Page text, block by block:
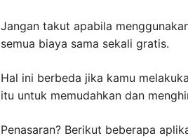
Jangan takut apabila
semua biaya sama sekali gratis.
Hal ini berbeda jika kamu
itu untuk memudahkan dan
Penasaran? Berikut beberapa